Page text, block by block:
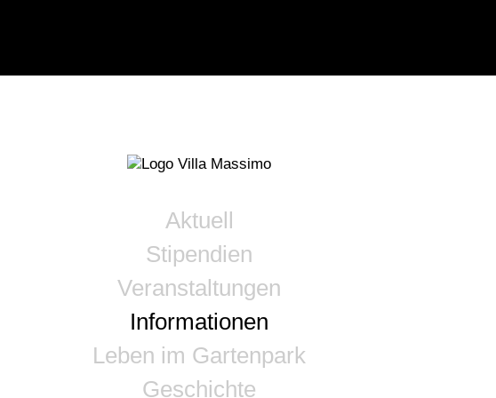
Aktuell
Stipendien
Veranstaltungen
Informationen
Leben im Gartenpark
Geschichte